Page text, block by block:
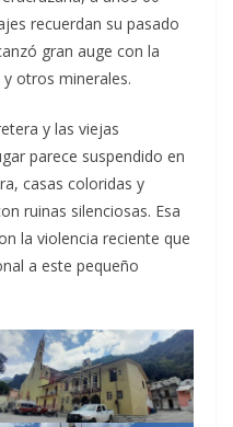
recuerdan su pasado
gran auge con la
otros minerales.
y las viejas
parece suspendido en
casas coloridas y
ruinas silenciosas. Esa
la violencia reciente que
a este pequeño